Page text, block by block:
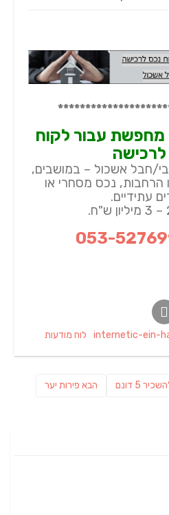
עבור לקוח
לרכישה
חבל אשכול – במושבים,
הרחבות, נכס מסחרי או
עתידיים.
053-
internetic-ein-
Categories
לוח מודעות
5 דונם הבא פוסט
פירות יער